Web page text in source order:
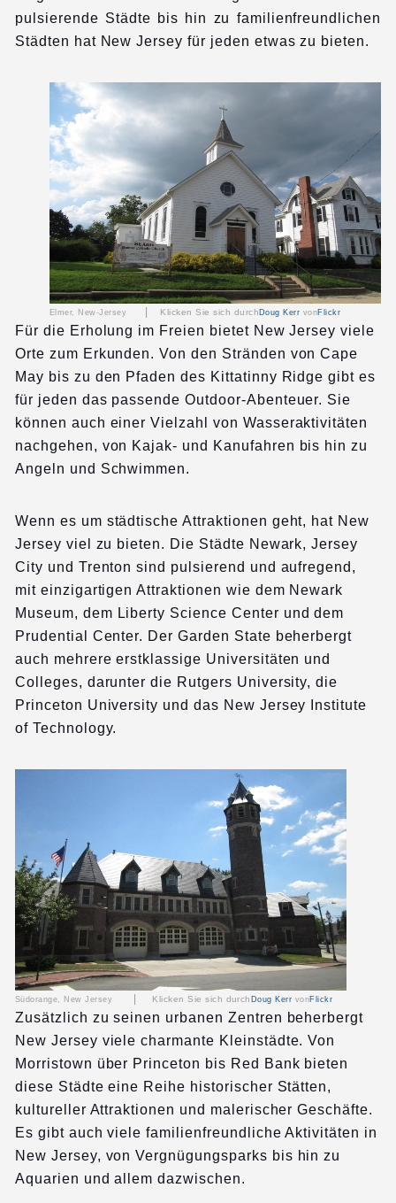
pulsierende Städte bis hin zu familienfreundlichen
Städten hat New Jersey für jeden etwas zu bieten.
Elmer, New-Jersey Klicken Sie sich durchDoug Kerr vonFlickr
Für die Erholung im Freien bietet New Jersey viele
Orte zum Erkunden. Von den Stränden von Cape
May bis zu den Pfaden des Kittatinny Ridge gibt es
für jeden das passende Outdoor-Abenteuer. Sie
können auch einer Vielzahl von Wasseraktivitäten
nachgehen, von Kajak- und Kanufahren bis hin zu
Angeln und Schwimmen.
Wenn es um städtische Attraktionen geht, hat New
Jersey viel zu bieten. Die Städte Newark, Jersey
City und Trenton sind pulsierend und aufregend,
mit einzigartigen Attraktionen wie dem Newark
Museum, dem Liberty Science Center und dem
Prudential Center. Der Garden State beherbergt
auch mehrere erstklassige Universitäten und
Colleges, darunter die Rutgers University, die
Princeton University und das New Jersey Institute
of Technology.
Südorange, New Jersey Klicken Sie sich durch Doug Kerr vonFlickr
Zusätzlich zu seinen urbanen Zentren beherbergt
New Jersey viele charmante Kleinstädte. Von
Morristown über Princeton bis Red Bank bieten
diese Städte eine Reihe historischer Stätten,
kultureller Attraktionen und malerischer Geschäfte.
Es gibt auch viele familienfreundliche Aktivitäten in
New Jersey, von Vergnügungsparks bis hin zu
Aquarien und allem dazwischen.